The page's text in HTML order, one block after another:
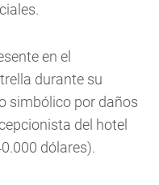
en el
durante su
simbólico por daños
del hotel
dólares).